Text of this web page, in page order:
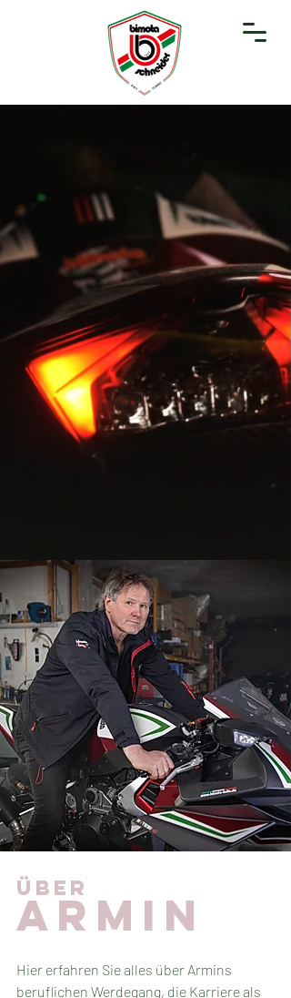
ÜBER
ARMIN
Hier erfahren Sie alles über Armins
beruflichen Werdegang, die Karriere als